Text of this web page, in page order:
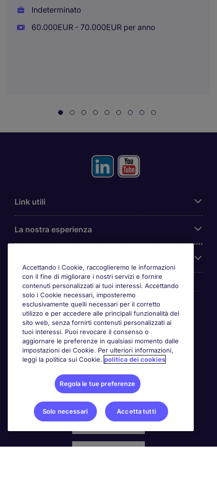
Indeterminato
60.000EUR - 70.000EUR per anno
Link utili
La nostra esperienza
Awards
Accettando i Cookie, raccoglieremo le informazioni
con il fine di migliorare i nostri servizi e fornire
contenuti personalizzati ai tuoi interessi. Accettando
solo i Cookie necessari, imposteremo
esclusivamente quelli necessari per il corretto
utilizzo e per accedere alle principali funzionalità del
sito web, senza fornirti contenuti personalizzati ai
tuoi interessi. Puoi revocare il consenso o
aggiornare le preferenze in qualsiasi momento dalle
impostazioni dei Cookie. Per ulteriori informazioni,
leggi la politica sui Cookie. politica dei cookies
Regola le tue preferenze
Solo necessari Accetta tutti